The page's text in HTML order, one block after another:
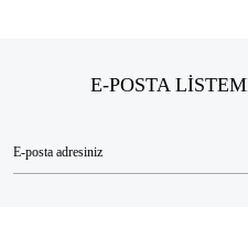
E-POSTA